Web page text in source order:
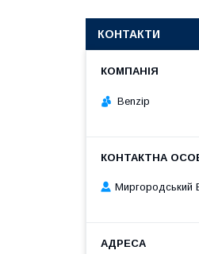
КОНТАКТИ
Benzip
Миргородський